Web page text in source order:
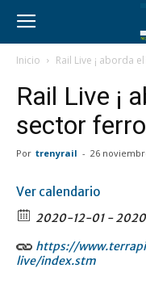
Inicio Rail Live ¡ aborda
Rail Live ¡
sector
Por trenyrail - 26
Ver calendario
2020-12-01 -
https://
live/index.stm